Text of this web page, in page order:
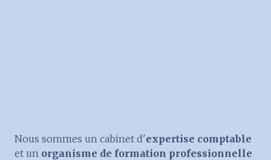
Nous sommes un cabinet d'expertise comptable
et un organisme de formation professionnelle